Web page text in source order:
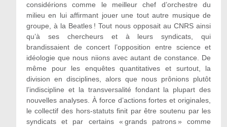
considérions comme le meilleur chef d’orchestre du
milieu en lui affirmant jouer une tout autre musique de
groupe, à la Beatles ! Tout nous opposait au CNRS ainsi
qu’à ses chercheurs et à leurs syndicats, qui
brandissaient de concert l’opposition entre science et
idéologie que nous niions avec autant de constance. De
même pour les enquêtes quantitatives et surtout, la
division en disciplines, alors que nous prônions plutôt
l’indiscipline et la transversalité fondant la plupart des
nouvelles analyses. À force d’actions fortes et originales,
le collectif des hors-statuts finit par être soutenu par les
syndicats et par certains « grands patrons » comme